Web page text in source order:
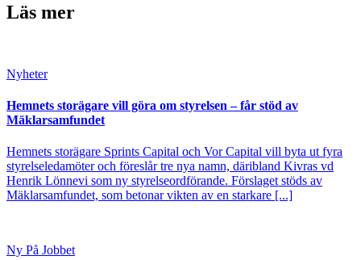
Läs mer
Nyheter
Hemnets storägare vill göra om styrelsen – får stöd av
Mäklarsamfundet
Hemnets storägare Sprints Capital och Vor Capital vill byta ut fyra
styrelseledamöter och föreslår tre nya namn, däribland Kivras vd
Henrik Lönnevi som ny styrelseordförande. Förslaget stöds av
Mäklarsamfundet, som betonar vikten av en starkare [...]
Ny På Jobbet